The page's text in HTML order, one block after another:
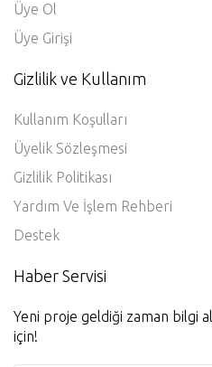
Üye Ol
Üye Girişi
Gizlilik ve Kullanım
Kullanım Koşulları
Üyelik Sözleşmesi
Gizlilik Politikası
Yardım Ve İşlem Rehberi
Destek
Haber Servisi
Yeni proje geldiği zaman bilgi
için!